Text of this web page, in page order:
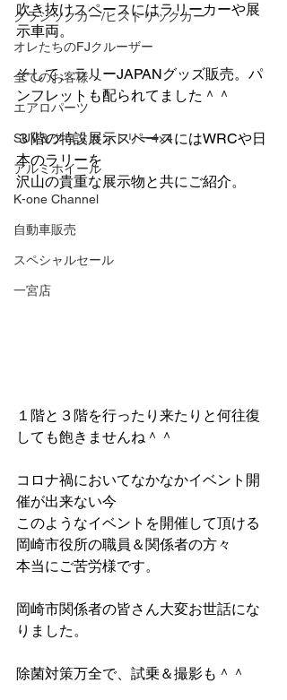
クラシックカー/ヒストリックカー
オレたちのFJクルーザー
全てのお客様へ
エアロパーツ
SUV＆クロスカントリー4×4
アルミホイール
K-one Channel
自動車販売
スペシャルセール
一宮店
吹き抜けスペースにはラリーカーや展
示車両。
そして、ラリーJAPANグッズ販売。パ
ンフレットも配られてました＾＾
３階の特設展示スペースにはWRCや日
本のラリーを
沢山の貴重な展示物と共にご紹介。
１階と３階を行ったり来たりと何往復
しても飽きませんね＾＾
コロナ禍においてなかなかイベント開
催が出来ない今
このようなイベントを開催して頂ける
岡崎市役所の職員＆関係者の方々
本当にご苦労様です。
岡崎市関係者の皆さん大変お世話にな
りました。
除菌対策万全で、試乗＆撮影も＾＾